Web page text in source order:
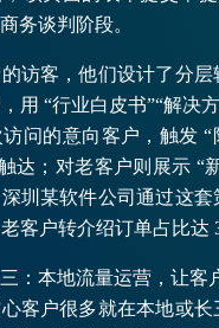
务谈判阶段。
访客，他们设计了分
用 “行业白皮书”“解决
问的意向客户，触发 “
达；对老客户则展示 “
圳某软件公司通过这
客户转介绍订单占比达
：本地流量运营，让客
客户很多就在本地或